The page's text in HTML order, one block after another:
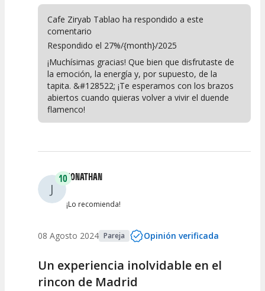
Cafe Ziryab Tablao ha respondido a este
comentario
Respondido el 27%/{month}/2025
¡Muchísimas gracias! Que bien que disfrutaste de
la emoción, la energía y, por supuesto, de la
tapita. &#128522; ¡Te esperamos con los brazos
abiertos cuando quieras volver a vivir el duende
flamenco!
J
10JONATHAN
¡Lo recomienda!
08 Agosto 2024 Pareja Opinión verificada
Un experiencia inolvidable en el
rincon de Madrid